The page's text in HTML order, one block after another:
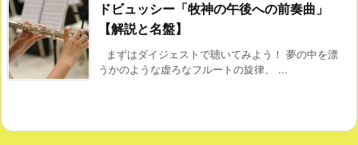
ドビュッシー「牧神の午後への前奏曲」
【解説と名盤】
まずはダイジェストで聴いてみよう！ 夢の中を漂
うかのような虚ろなフルートの旋律、 ...